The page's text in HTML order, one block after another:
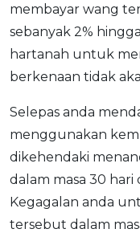
membayar wang
sebanyak 2%
hartanah untuk
berkenaan tidak
Selepas anda
menggunakan
dikehendaki
dalam masa 30
Kegagalan anda
tersebut dalam